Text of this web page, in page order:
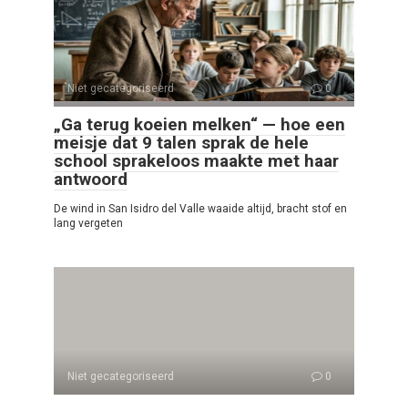
Niet gecategoriseerd 0
„Ga terug koeien melken“ — hoe een
meisje dat 9 talen sprak de hele
school sprakeloos maakte met haar
antwoord
De wind in San Isidro del Valle waaide altijd, bracht stof en
lang vergeten
Niet gecategoriseerd 0